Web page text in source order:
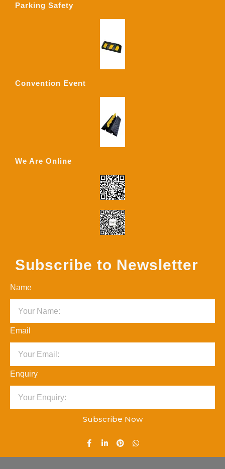
Parking Safety
Convention Event
We Are Online
Subscribe to Newsletter
Name
Email
Enquiry
Subscribe Now